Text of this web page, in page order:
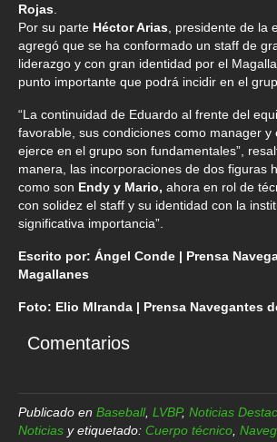
Rojas
Por su parte Héctor Arias , presidente de la
agregó que se ha conformado un staff de
liderazgo y con gran identidad por el
punto importante que podrá incidir en el
“La continuidad de Eduardo al frente del
favorable, sus condiciones como manager y
ejerce en el grupo son fundamentales”,
manera, las incorporaciones de dos figuras
como son Endy y Mario, ahora en rol de
con solidez el staff y su identidad con la
significativa importancia”.
Escrito por: Ángel Conde | Prensa
Magallanes
Foto: Elio MIranda | Prensa Navegantes
Comentarios
Publicado en Baseball, LVBP, Noticias
Noticias y etiquetado: Cuerpo técnico